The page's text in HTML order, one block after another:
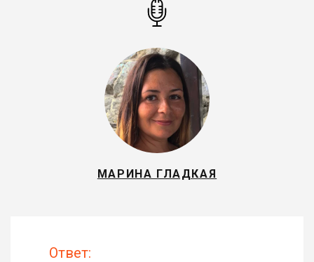
МАРИНА ГЛАДКАЯ
Ответ: